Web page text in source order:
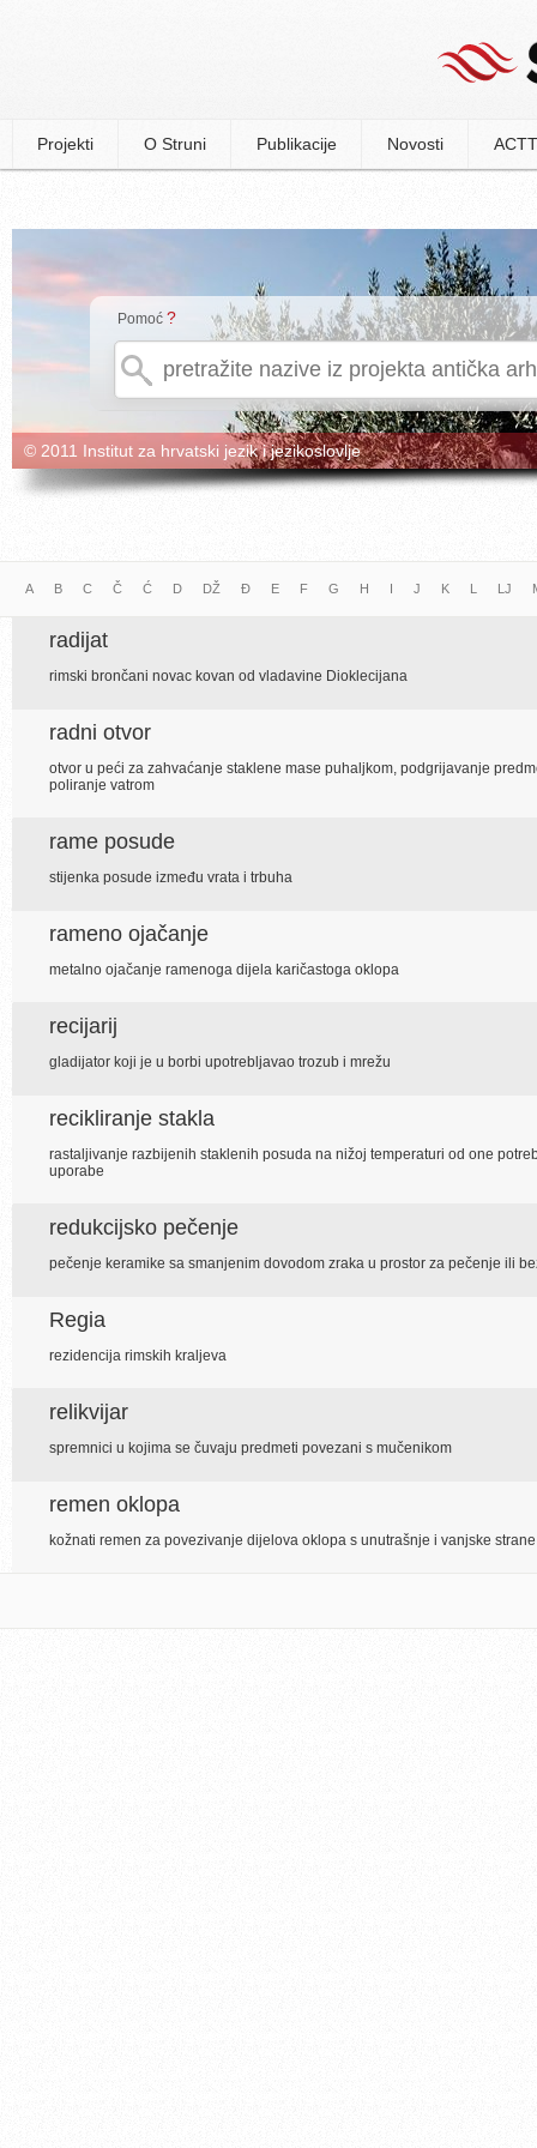
Projekti O Struni Publikacije Novosti
Pomoć ?
© 2011 Institut za hrvatski jezik i jezikoslovlje
A B C Č Ć D DŽ Đ E F G H I J K L LJ
radijat
rimski brončani novac kovan od vladavine Dioklecijana
radni otvor
otvor u peći za zahvaćanje staklene mase puhaljkom, podgrijavanje
poliranje vatrom
rame posude
stijenka posude između vrata i trbuha
rameno ojačanje
metalno ojačanje ramenoga dijela karičastoga oklopa
recijarij
gladijator koji je u borbi upotrebljavao trozub i mrežu
recikliranje stakla
rastaljivanje razbijenih staklenih posuda na nižoj temperaturi od one
uporabe
redukcijsko pečenje
pečenje keramike sa smanjenim dovodom zraka u prostor za pečenje ili
Regia
rezidencija rimskih kraljeva
relikvijar
spremnici u kojima se čuvaju predmeti povezani s mučenikom
remen oklopa
kožnati remen za povezivanje dijelova oklopa s unutrašnje i vanjske strane